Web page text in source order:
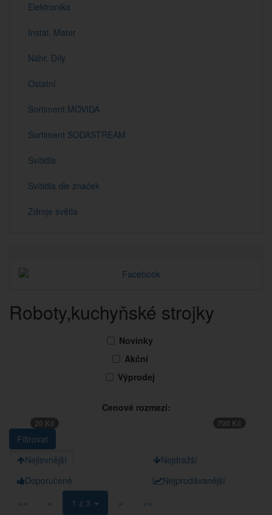
Elektronika
Instal. Mater
Náhr. Díly
Ostatní
Sortiment MOVIDA
Sortiment SODASTREAM
Svítidla
Svítidla dle značek
Zdroje světla
Roboty,kuchyňské strojky
Novinky
Akční
Výprodej
Cenové rozmezí:
20 Kč 700 Kč
Nejlevnější
Nejdražší
Doporučené
Nejprodávanější
««
« 1 z 3 » »»